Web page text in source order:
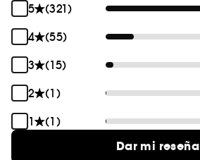
5
(321)
4
(55)
3
(15)
2
(1)
1
(1)
Dar mi reseña